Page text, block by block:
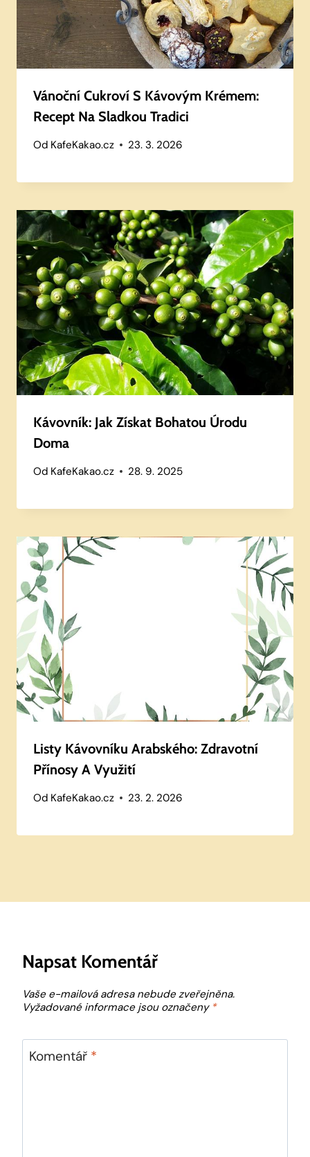
Vánoční Cukroví S Kávovým Krémem:
Recept Na Sladkou Tradici
Od KafeKakao.cz 23. 3. 2026
Kávovník: Jak Získat Bohatou Úrodu
Doma
Od KafeKakao.cz 28. 9. 2025
Listy Kávovníku Arabského: Zdravotní
Přínosy A Využití
Od KafeKakao.cz 23. 2. 2026
Napsat Komentář
Vaše e-mailová adresa nebude zveřejněna.
Vyžadované informace jsou označeny *
Komentář *